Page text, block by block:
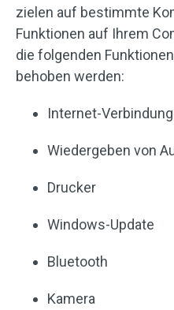
zielen auf bestimmte
Funktionen auf Ihrem
die folgenden
behoben werden:
Internet-
Wiedergeben von
Drucker
Windows-Update
Bluetooth
Kamera